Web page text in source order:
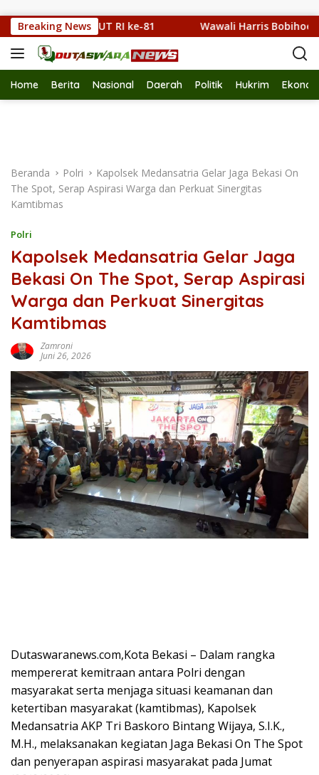
Breaking News
PBB HUT RI ke-81 Wawali Harris Bobihoe
Home Berita Nasional Daerah Politik Hukrim
Beranda Polri
Kapolsek Medansatria Gelar Jaga Bekasi On
The Spot, Serap Aspirasi Warga dan Perkuat Sinergitas
Kamtibmas
Polri
Kapolsek Medansatria Gelar Jaga
Bekasi On The Spot, Serap Aspirasi
Warga dan Perkuat Sinergitas
Kamtibmas
Zamroni
Juni 26, 2026
Dutaswaranews.com,Kota Bekasi – Dalam rangka
mempererat kemitraan antara Polri dengan
masyarakat serta menjaga situasi keamanan dan
ketertiban masyarakat (kamtibmas), Kapolsek
Medansatria AKP Tri Baskoro Bintang Wijaya, S.I.K.,
M.H., melaksanakan kegiatan Jaga Bekasi On The Spot
dan penyerapan aspirasi masyarakat pada Jumat